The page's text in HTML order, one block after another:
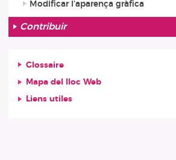
Modificar l’aparença gràfica
Contribuir
Glossaire
Mapa del lloc Web
Liens utiles